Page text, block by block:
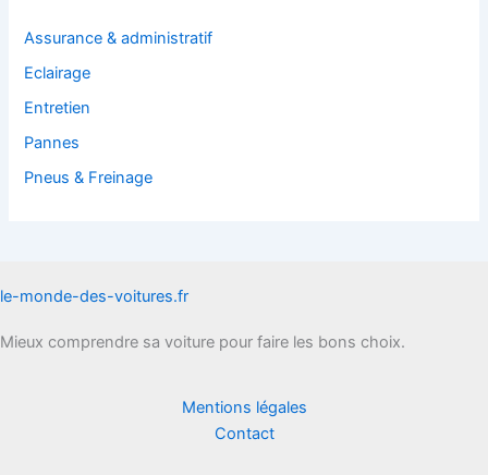
Assurance & administratif
Eclairage
Entretien
Pannes
Pneus & Freinage
le-monde-des-voitures.fr
Mieux comprendre sa voiture pour faire les bons choix.
Mentions légales
Contact